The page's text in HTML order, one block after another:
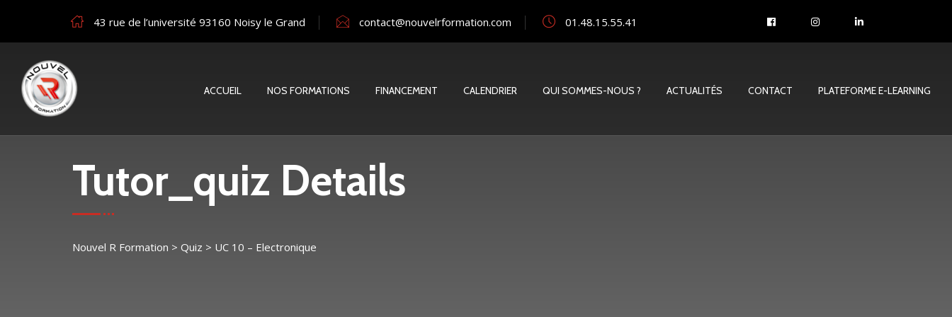
43 rue de l’université 93160 Noisy le Grand contact@nouvelrformation.com 01.48.15.55.41
ACCUEIL NOS FORMATIONS FINANCEMENT CALENDRIER QUI SOMMES-NOUS ? ACTUALITÉS CONTACT PLATEFORME E-LEARNING
Tutor_quiz Details
Nouvel R Formation > Quiz > UC 10 – Electronique